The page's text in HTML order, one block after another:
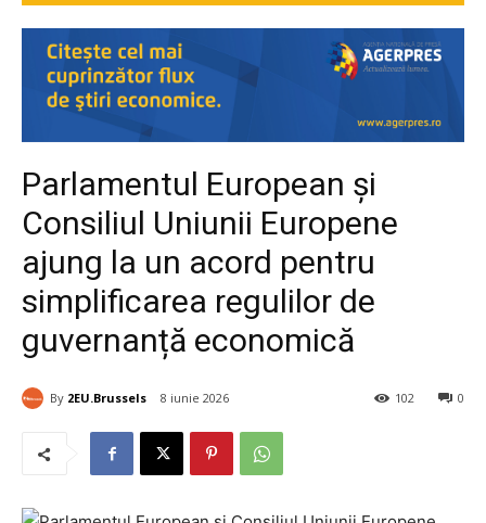
Parlamentul European și
Consiliul Uniunii Europene
ajung la un acord pentru
simplificarea regulilor de
guvernanță economică
By 2EU.Brussels 8 iunie 2026 0
102